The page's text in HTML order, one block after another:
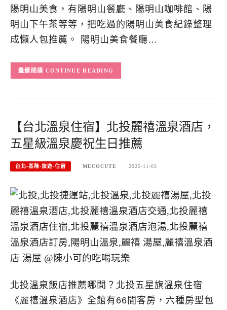
陽明山美食，有陽明山餐廳、陽明山咖啡館、陽
明山下午茶等等，把吃過的陽明山美食紀錄整理
成懶人包推薦。 陽明山美食餐廳…
CONTINUE READING
【台北溫泉住宿】北投麗禧溫泉酒店，
五星級溫泉慶祝生日推薦
台北-基隆-旅遊-住宿 MECOCUTE 2025-11-03
北投溫泉飯店推薦哪間？北投五星旗溫泉住宿
《麗禧溫泉酒店》全館有66間客房，六種房型包